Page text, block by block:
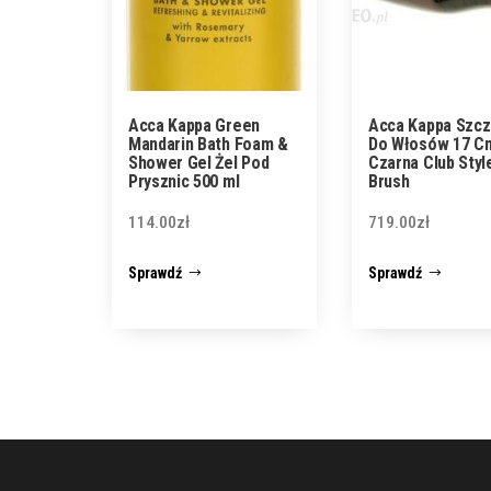
Acca Kappa Green
Mandarin Bath Foam &
Shower Gel Żel Pod
Prysznic 500 ml
114.00zł
Sprawdź
Acca Kappa
Do Włosów 17
Czarna Club
Brush
719.00zł
Sprawdź